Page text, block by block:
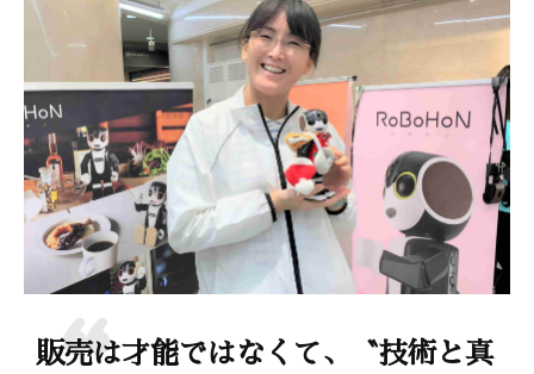
販売は才能ではなくて、〝技術と真